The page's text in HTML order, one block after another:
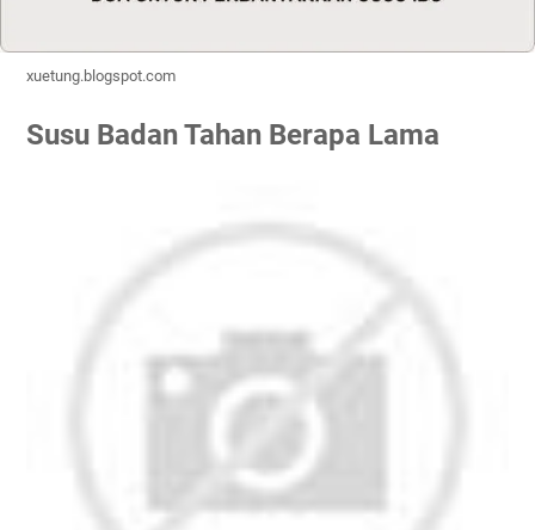
xuetung.blogspot.com
Susu Badan Tahan Berapa Lama